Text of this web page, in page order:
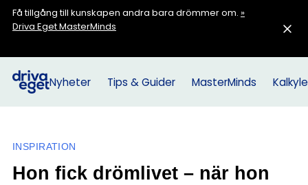
Få tillgång till kunskapen andra bara drömmer om. »
Driva Eget MasterMinds
Nyheter Tips & Guider MasterMinds
INSPIRATION
Hon fick drömlivet – när hon